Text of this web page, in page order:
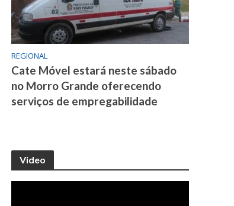
REGIONAL
Cate Móvel estará neste sábado
no Morro Grande oferecendo
serviços de empregabilidade
Video